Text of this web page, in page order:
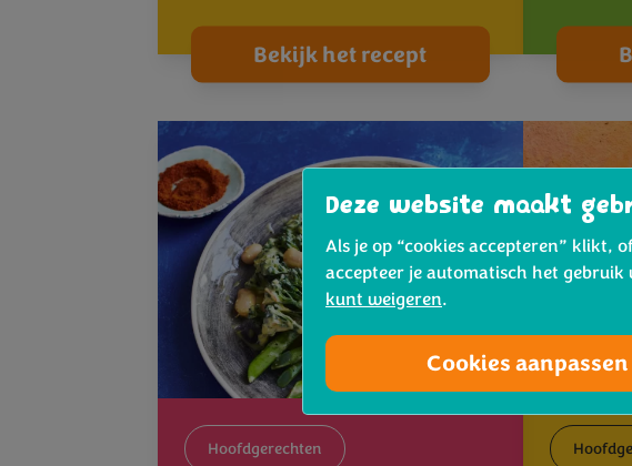
Bekijk het recept
Hoofdgerechten
Deze website maakt
Als je op “cookies accepteren” klikt,
accepteer je automatisch het gebruik
kunt weigeren.
Cookies aanpassen